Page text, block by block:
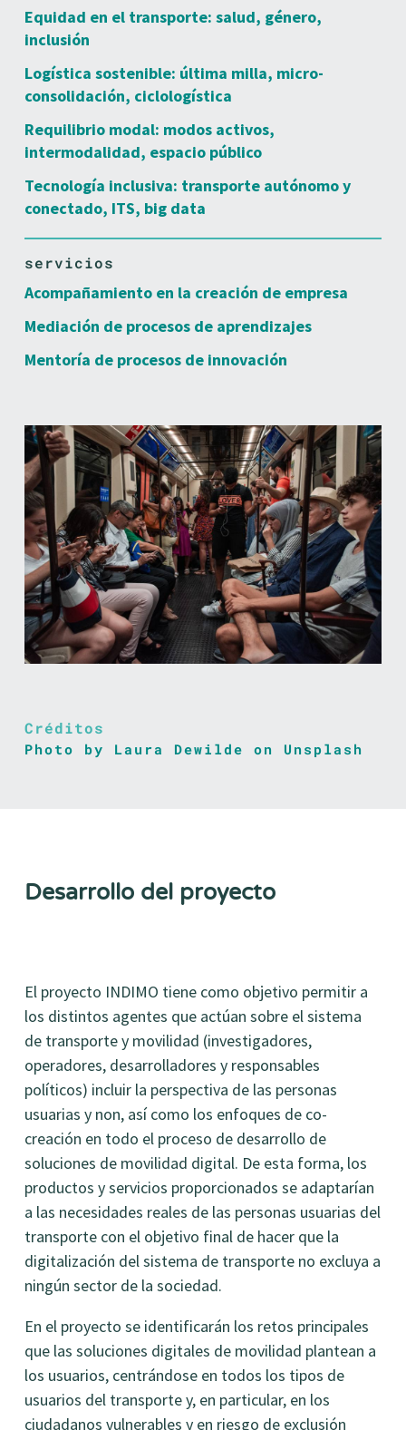
Equidad en el transporte: salud, género,
inclusión
Logística sostenible: última milla, micro-
consolidación, ciclologística
Requilibrio modal: modos activos,
intermodalidad, espacio público
Tecnología inclusiva: transporte autónomo y
conectado, ITS, big data
servicios
Acompañamiento en la creación de empresa
Mediación de procesos de aprendizajes
Mentoría de procesos de innovación
Créditos
Photo by Laura Dewilde on Unsplash
Desarrollo del proyecto
El proyecto INDIMO tiene como objetivo permitir a
los distintos agentes que actúan sobre el sistema
de transporte y movilidad (investigadores,
operadores, desarrolladores y responsables
políticos) incluir la perspectiva de las personas
usuarias y non, así como los enfoques de co-
creación en todo el proceso de desarrollo de
soluciones de movilidad digital. De esta forma, los
productos y servicios proporcionados se adaptarían
a las necesidades reales de las personas usuarias del
transporte con el objetivo final de hacer que la
digitalización del sistema de transporte no excluya a
ningún sector de la sociedad.
En el proyecto se identificarán los retos principales
que las soluciones digitales de movilidad plantean a
los usuarios, centrándose en todos los tipos de
usuarios del transporte y, en particular, en los
ciudadanos vulnerables y en riesgo de exclusión